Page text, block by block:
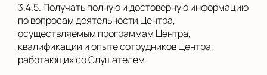
3.4.5. Получать полную и достоверную информацию
по вопросам деятельности Центра,
осуществляемым программам Центра,
квалификации и опыте сотрудников Центра,
работающих со Слушателем.